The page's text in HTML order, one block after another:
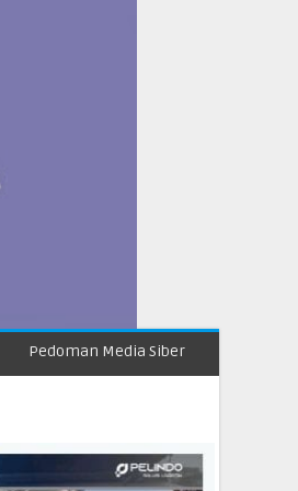
Pedoman Media Siber